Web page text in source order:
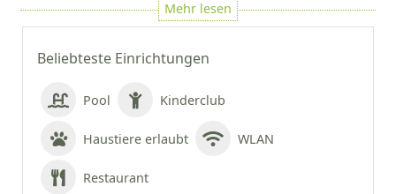
Beliebteste Einrichtungen
Pool Kinderclub
Haustiere erlaubt WLAN
Restaurant